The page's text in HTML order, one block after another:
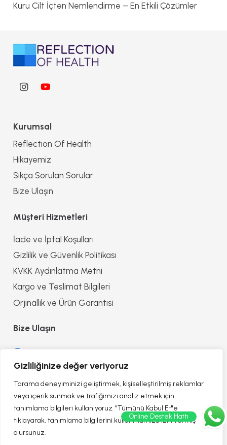
Gizliliğinize değer veriyoruz
Tarama deneyiminizi geliştirmek, kişiselleştirilmiş reklamlar
veya içerik sunmak ve trafiğimizi analiz etmek için
tanımlama bilgileri kullanıyoruz. "Tümünü Kabul Et"e
tıklayarak, tanımlama bilgilerini kullanmamıza izin vermiş
olursunuz.
Kuru Cilt İçten Nemlendirme – En Etkili Çözümler
Kurumsal
Reflection Of Health
Hikayemiz
Sıkça Sorulan Sorular
Bize Ulaşın
Müşteri Hizmetleri
İade ve İptal Koşulları
Gizlilik ve Güvenlik Politikası
KVKK Aydınlatma Metni
Kargo ve Teslimat Bilgileri
Orjinallik ve Ürün Garantisi
Bize Ulaşın
info@reflectionofhealth.com
Online Destek Hattı